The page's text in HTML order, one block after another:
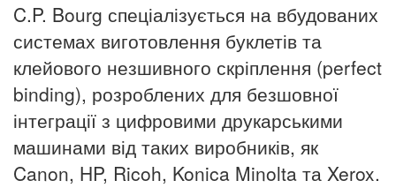
C.P. Bourg спеціалізується на вбудованих
системах виготовлення буклетів та
клейового незшивного скріплення (perfect
binding), розроблених для безшовної
інтеграції з цифровими друкарськими
машинами від таких виробників, як
Canon, HP, Ricoh, Konica Minolta та Xerox.